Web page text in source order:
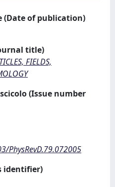
(Date of publication)
title)
FIELDS,
(Issue number
PhysRevD.79.072005
identifier)